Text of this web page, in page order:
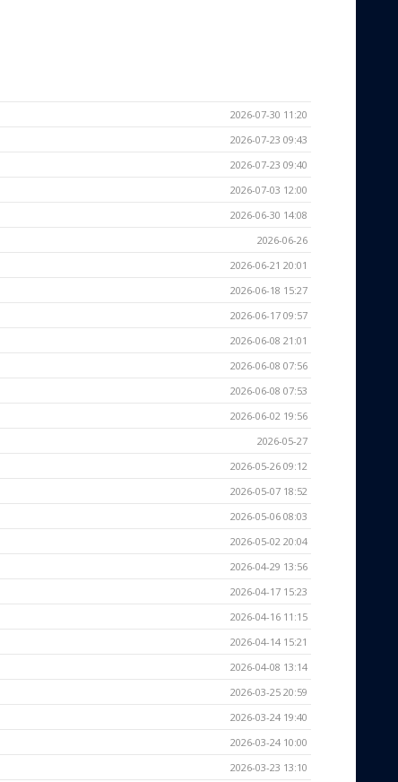
2026-07-30 11:20
2026-07-23 09:43
2026-07-23 09:40
2026-07-03 12:00
2026-06-30 14:08
2026-06-26
2026-06-21 20:01
2026-06-18 15:27
2026-06-17 09:57
2026-06-08 21:01
2026-06-08 07:56
2026-06-08 07:53
2026-06-02 19:56
2026-05-27
2026-05-26 09:12
2026-05-07 18:52
2026-05-06 08:03
2026-05-02 20:04
2026-04-29 13:56
2026-04-17 15:23
2026-04-16 11:15
2026-04-14 15:21
2026-04-08 13:14
2026-03-25 20:59
2026-03-24 19:40
2026-03-24 10:00
2026-03-23 13:10